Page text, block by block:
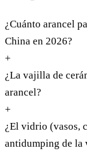
¿Cuánto arancel
China en 2026?
+
¿La vajilla de
arancel?
+
¿El vidrio (vasos,
antidumping de la